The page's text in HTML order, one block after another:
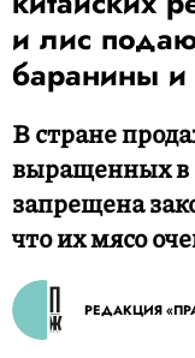
и лис
баранины и
В стране
выращенных в
запрещена
что их мясо
РЕДАКЦИЯ